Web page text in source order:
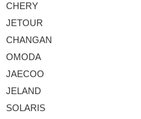
CHERY
JETOUR
CHANGAN
OMODA
JAECOO
JELAND
SOLARIS